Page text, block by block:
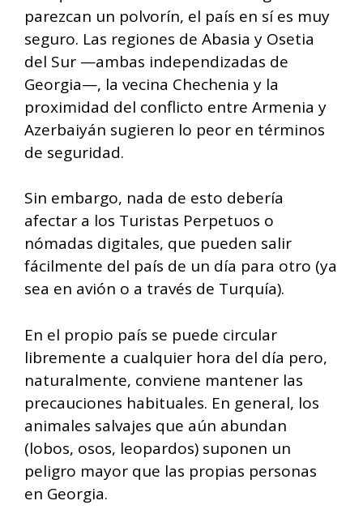
parezcan un polvorín, el país en sí es muy
seguro. Las regiones de Abasia y Osetia
del Sur —ambas independizadas de
Georgia—, la vecina Chechenia y la
proximidad del conflicto entre Armenia y
Azerbaiyán sugieren lo peor en términos
de seguridad.
Sin embargo, nada de esto debería
afectar a los Turistas Perpetuos o
nómadas digitales, que pueden salir
fácilmente del país de un día para otro (ya
sea en avión o a través de Turquía).
En el propio país se puede circular
libremente a cualquier hora del día pero,
naturalmente, conviene mantener las
precauciones habituales. En general, los
animales salvajes que aún abundan
(lobos, osos, leopardos) suponen un
peligro mayor que las propias personas
en Georgia.